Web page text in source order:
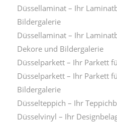
Düssellaminat – Ihr
Bildergalerie
Düssellaminat – Ihr
Dekore und Bildergalerie
Düsselparkett – Ihr Parkett
Düsselparkett – Ihr Parkett
Bildergalerie
Düsselteppich – Ihr
Düsselvinyl – Ihr